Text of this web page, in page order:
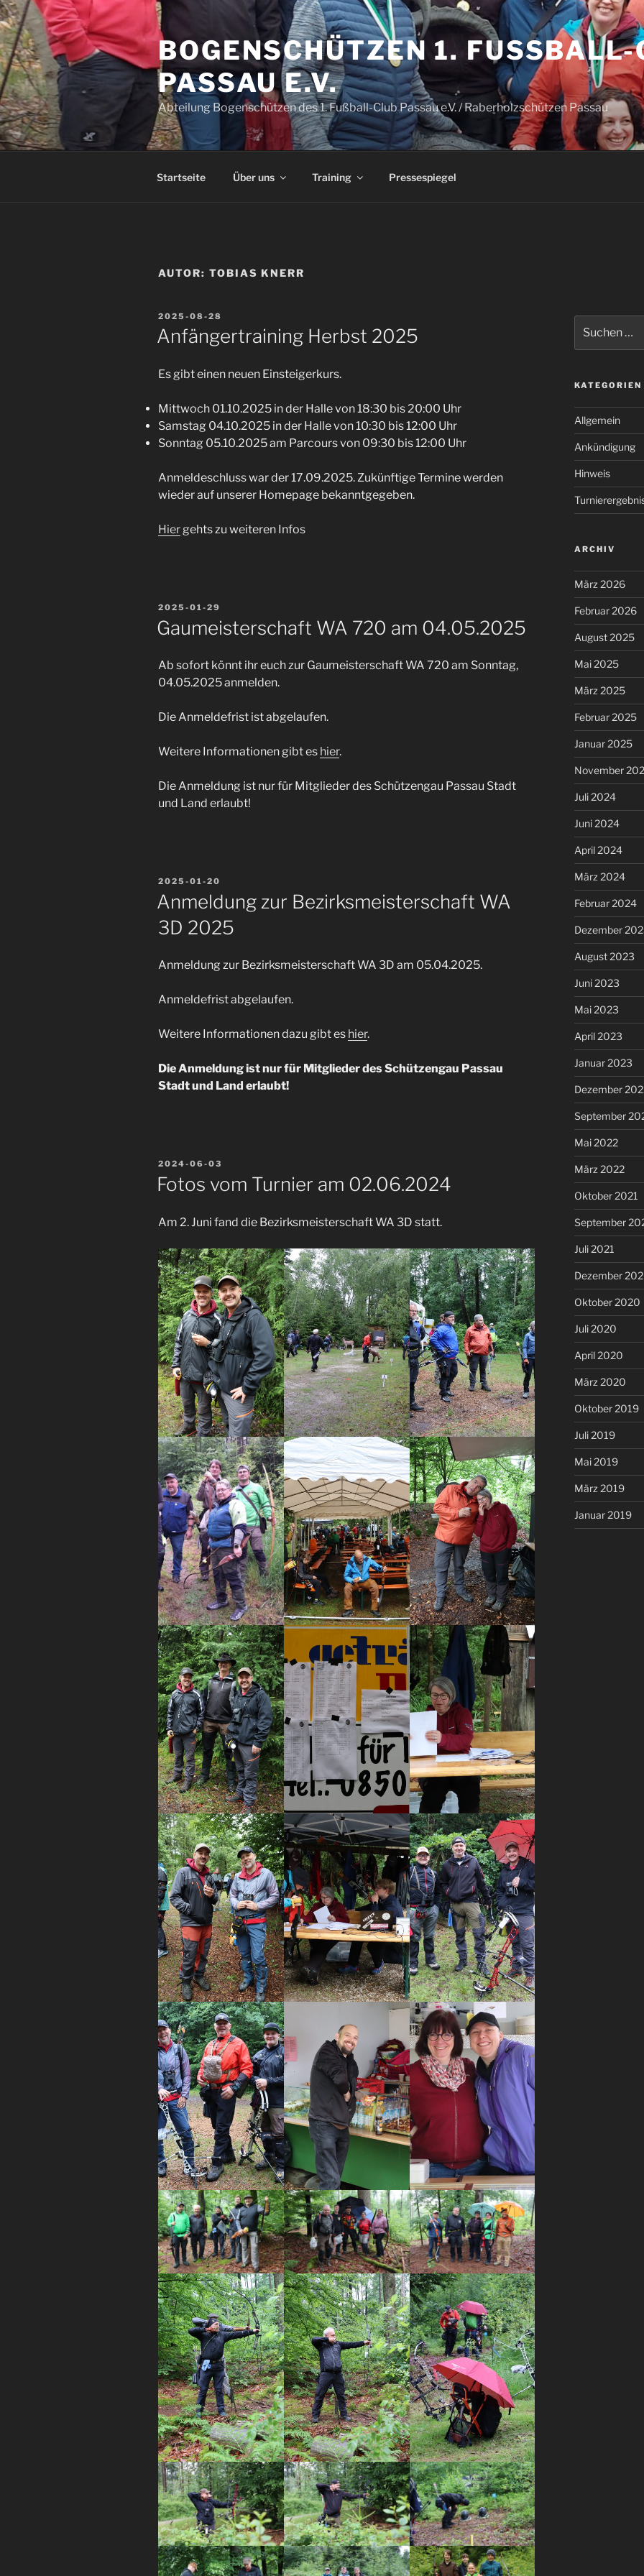
Zum
Inhalt
springen
BOGENSCHÜTZEN 1. FUSSBALL-
ASSAU E.V.
Abteilung Bogenschützen des 1. Fußball-Club Passau e.V. / Raberholzschützen Passau
Startseite Über uns Training Pressespiegel
AUTOR: TOBIAS KNERR
VERÖFFENTLICHT
AM
2025-08-28
Anfängertraining Herbst 2025
Es gibt einen neuen Einsteigerkurs.
Mittwoch 01.10.2025 in der Halle von 18:30 bis 20:00 Uhr
Samstag 04.10.2025 in der Halle von 10:30 bis 12:00 Uhr
Sonntag 05.10.2025 am Parcours von 09:30 bis 12:00 Uhr
Anmeldeschluss war der 17.09.2025. Zukünftige Termine werden
wieder auf unserer Homepage bekanntgegeben.
Hier gehts zu weiteren Infos
VERÖFFENTLICHT
2025-01-29
Gaumeisterschaft WA 720 am 04.05.2025
Ab sofort könnt ihr euch zur Gaumeisterschaft WA 720 am Sonntag,
04.05.2025 anmelden.
Die Anmeldefrist ist abgelaufen.
Weitere Informationen gibt es hier.
Die Anmeldung ist nur für Mitglieder des Schützengau Passau Stadt
und Land erlaubt!
VERÖFFENTLICHT
AM
2025-01-20
Anmeldung zur Bezirksmeisterschaft WA
3D 2025
Anmeldung zur Bezirksmeisterschaft WA 3D am 05.04.2025.
Anmeldefrist abgelaufen.
Weitere Informationen dazu gibt es hier.
Die Anmeldung ist nur für Mitglieder des Schützengau Passau
Stadt und Land erlaubt!
VERÖFFENTLICHT
AM
2024-06-03
Fotos vom Turnier am 02.06.2024
Am 2. Juni fand die Bezirksmeisterschaft WA 3D statt.
nach:
KATEGORIEN
Allgemein
Ankündigung
Hinweis
ARCHIV
März 2026
Februar 2026
August 2025
Mai 2025
März 2025
Februar 2025
Januar 2025
November
Juli 2024
Juni 2024
April 2024
März 2024
Februar 2024
Dezember
August 2023
Juni 2023
Mai 2023
April 2023
Januar 2023
Dezember
September
Mai 2022
März 2022
Oktober 2021
September
Juli 2021
Dezember
Oktober 2020
Juli 2020
April 2020
März 2020
Oktober 2019
Juli 2019
Mai 2019
März 2019
Januar 2019